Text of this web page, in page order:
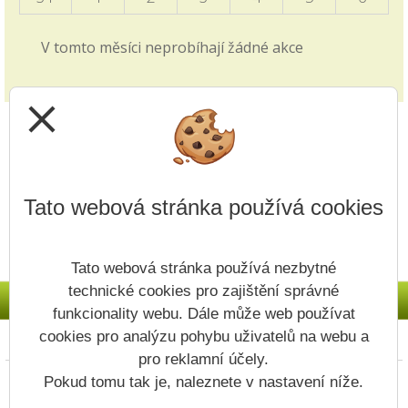
Sasku.
Zkrácené vyučování - volby
28.09.2025
v pátek 3.10. viz článek v blogu školy
Jak si vybrat střední školu?
Video z produkce ČT edu je zveřejněno v záložce
Upřesnění v článku - Nový způsob plateb
11.09.2025
Na Vaše dotazy odpovídáme v článku v Blogu
školy.
Plánovaná odstávka systému Bakaláři
V tomto měsíci neprobíhají žádné akce
Prohlášení o přístupnosti Mapa webu Cookies
Copyright © 2022 - 2023 ZŠ Vodojem &
close
Tato webová stránka používá cookies
Tato webová stránka používá nezbytné
technické cookies pro zajištění správné
funkcionality webu. Dále může web používat
cookies pro analýzu pohybu uživatelů na webu a
pro reklamní účely.
Pokud tomu tak je, naleznete v nastavení níže.